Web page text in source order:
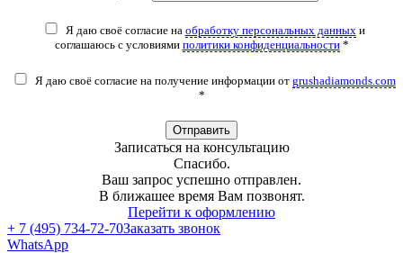
Я даю своё согласие на обработку персональных данных и
соглашаюсь с условиями политики конфиденциальности*
Я даю своё согласие на получение информации от grushadiamonds.com
*
Отправить
Записаться на консультацию
Спасибо.
Ваш запрос успешно отправлен.
В ближашее время Вам позвонят.
Перейти к оформлению
+ 7 (495) 734-72-70Заказать звонок
WhatsApp